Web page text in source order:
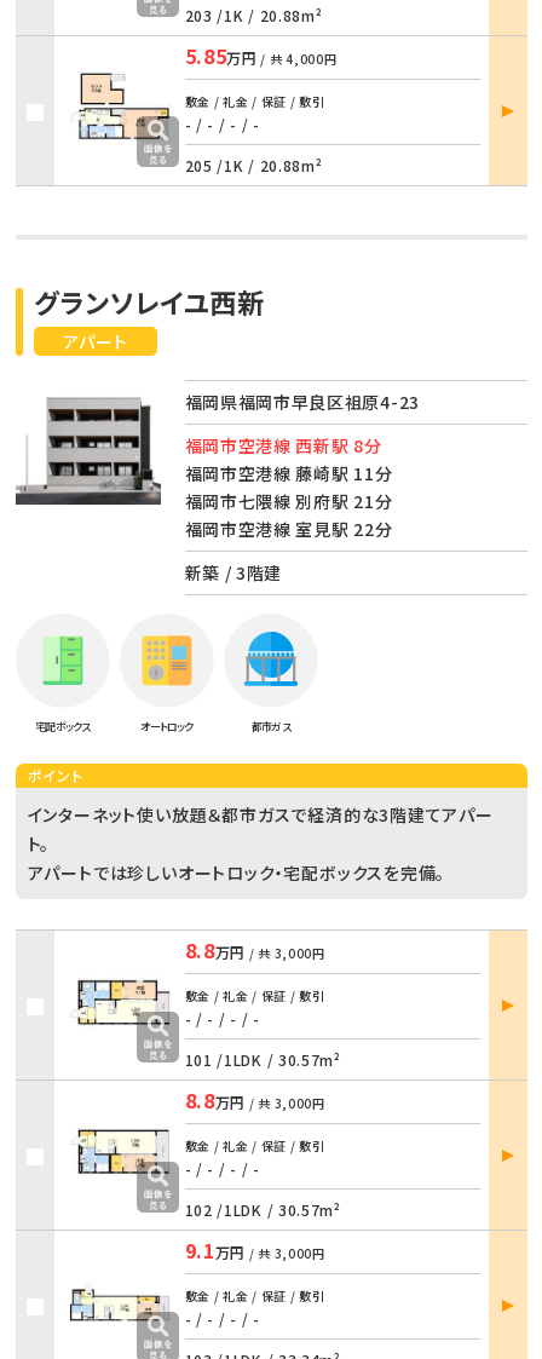
203 /1K / 20.88m²
5.85万円 / 共4,000円
敷金 / 礼金 / 保証 / 敷引
- / - / - / -
205 /1K / 20.88m²
部屋
詳細
アパート
グランソレイユ西新
福岡県福岡市早良区祖原4-23
福岡市空港線 西新駅 8分
福岡市空港線 藤崎駅 11分
福岡市七隈線 別府駅 21分
福岡市空港線 室見駅 22分
新築 / 3階建
宅配ボックス オートロック 都市ガス
ポイント
インターネット使い放題＆都市ガスで経済的な3階建てアパー
ト。
アパートでは珍しいオートロック・宅配ボックスを完備。
8.8万円 / 共 3,000円
敷金 / 礼金 / 保証 / 敷引
- / - / - / -
101 /1LDK / 30.57m²
部屋
詳細
8.8万円 / 共 3,000円
敷金 / 礼金 / 保証 / 敷引
- / - / - / -
102 /1LDK / 30.57m²
部屋
詳細
9.1万円 / 共 3,000円
敷金 / 礼金 / 保証 / 敷引
- / - / - / -
部屋
詳細